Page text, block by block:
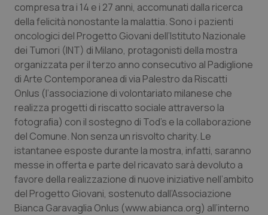
Calabria
Campania
Emilia-Romagna
Friuli Venezia Giulia
Lazio
Liguria
Lombardia
Asma & BPCO
Car-T
Colesterolo & coronaropatie
Dermatite Atopica
Diabete & glucometri
Disturbi dell’umore
Dolore
compresa tra i 14 e i 27 anni, accomunati dalla ricerca
della felicità nonostante la malattia. Sono i pazienti
oncologici del Progetto Giovani dell’Istituto Nazionale
dei Tumori (INT) di Milano, protagonisti della mostra
organizzata per il terzo anno consecutivo al Padiglione
di Arte Contemporanea di via Palestro da Riscatti
Onlus (l’associazione di volontariato milanese che
realizza progetti di riscatto sociale attraverso la
fotograﬁa) con il sostegno di Tod’s e la collaborazione
del Comune. Non senza un risvolto charity. Le
istantanee esposte durante la mostra, infatti, saranno
messe in offerta e parte del ricavato sarà devoluto a
favore della realizzazione di nuove iniziative nell’ambito
del Progetto Giovani, sostenuto dall’Associazione
Bianca Garavaglia Onlus (www.abianca.org) all’interno